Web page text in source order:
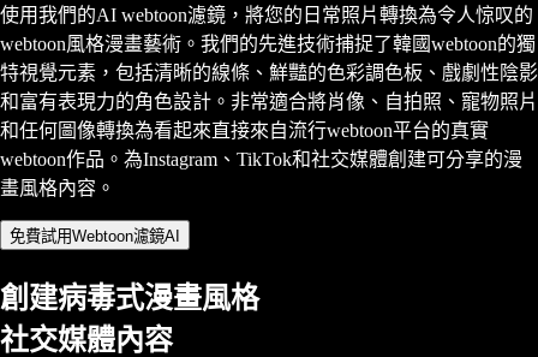
使用我們的AI webtoon濾鏡，將您的日常照片轉換為令人惊叹的
webtoon風格漫畫藝術。我們的先進技術捕捉了韓國webtoon的獨
特視覺元素，包括清晰的線條、鮮豔的色彩調色板、戲劇性陰影
和富有表現力的角色設計。非常適合將肖像、自拍照、寵物照片
和任何圖像轉換為看起來直接來自流行webtoon平台的真實
webtoon作品。為Instagram、TikTok和社交媒體創建可分享的漫
畫風格內容。
免費試用Webtoon濾鏡AI
創建病毒式漫畫風格
社交媒體內容